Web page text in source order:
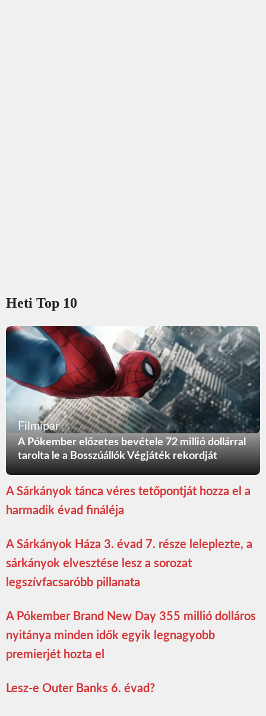
Heti Top 10
Filmipar
A Pókember előzetes bevétele 72 millió dollárral
tarolta le a Bosszúállók Végjáték rekordját
A Sárkányok tánca véres tetőpontját hozza el a
harmadik évad fináléja
A Sárkányok Háza 3. évad 7. része leleplezte, a
sárkányok elvesztése lesz a sorozat
legszívfacsaróbb pillanata
A Pókember Brand New Day 355 millió dolláros
nyitánya minden idők egyik legnagyobb
premierjét hozta el
Lesz-e Outer Banks 6. évad?